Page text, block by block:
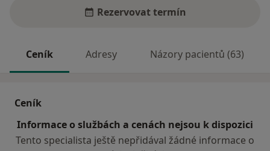
Rezervovat termín
Ceník Adresy Názory pacientů (63)
Ceník
Informace o službách a cenách nejsou k dispozici
Tento specialista ještě nepřidával žádné informace o